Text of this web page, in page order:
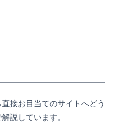
接お目当てのサイトへどう
説しています。